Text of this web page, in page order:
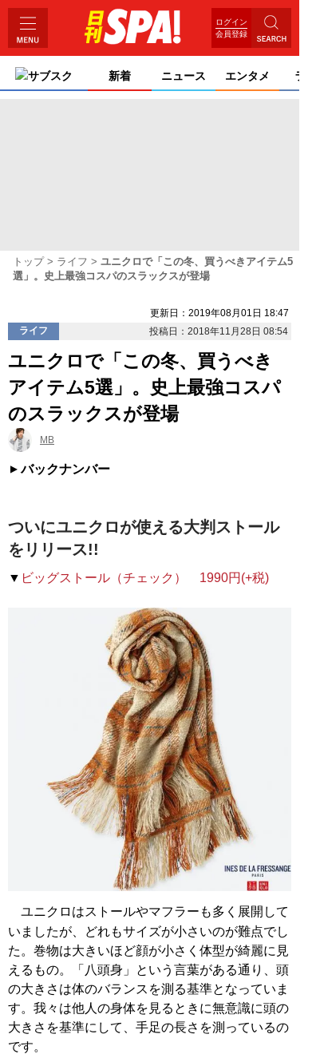
ログイン
会員登録
サブスク 新着 ニュース エンタメ ライ
トップ ライフ
ユニクロで「この冬、買うべきアイテム5
選」。史上最強コスパのスラックスが登場
更新日：2019年08月01日 18:47
ライフ
投稿日：2018年11月28日 08:54
ユニクロで「この冬、買うべき
アイテム5選」。史上最強コスパ
のスラックスが登場
MB
バックナンバー
ついにユニクロが使える大判ストール
をリリース!!
▼ ビッグストール（チェック） 1990円(+税)
ユニクロはストールやマフラーも多く展開して
いましたが、どれもサイズが小さいのが難点でし
た。巻物は大きいほど顔が小さく体型が綺麗に見
えるもの。「八頭身」という言葉がある通り、頭
の大きさは体のバランスを測る基準となっていま
す。我々は他人の身体を見るときに無意識に頭の
大きさを基準にして、手足の長さを測っているの
です。